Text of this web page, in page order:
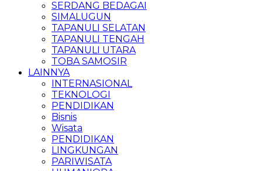
SERDANG BEDAGAI
SIMALUGUN
TAPANULI SELATAN
TAPANULI TENGAH
TAPANULI UTARA
TOBA SAMOSIR
LAINNYA
INTERNASIONAL
TEKNOLOGI
PENDIDIKAN
Bisnis
Wisata
PENDIDIKAN
LINGKUNGAN
PARIWISATA